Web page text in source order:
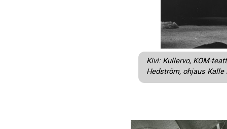
Kivi: Kullervo, KOM-
Hedström, ohjaus Kalle